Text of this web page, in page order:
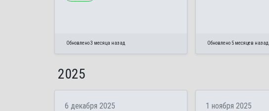
Обновлено 3 месяца назад Обновлено 5 месяцев назад
2025
6 декабря 2025
1 ноября 2025